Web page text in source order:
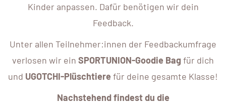
Kinder anpassen. Dafür benötigen wir dein
Feedback.
Unter allen Teilnehmer:innen der Feedbackumfrage
verlosen wir ein SPORTUNION-Goodie Bag für dich
und UGOTCHI-Plüschtierefür deine gesamte Klasse!
Nachstehend findest du die